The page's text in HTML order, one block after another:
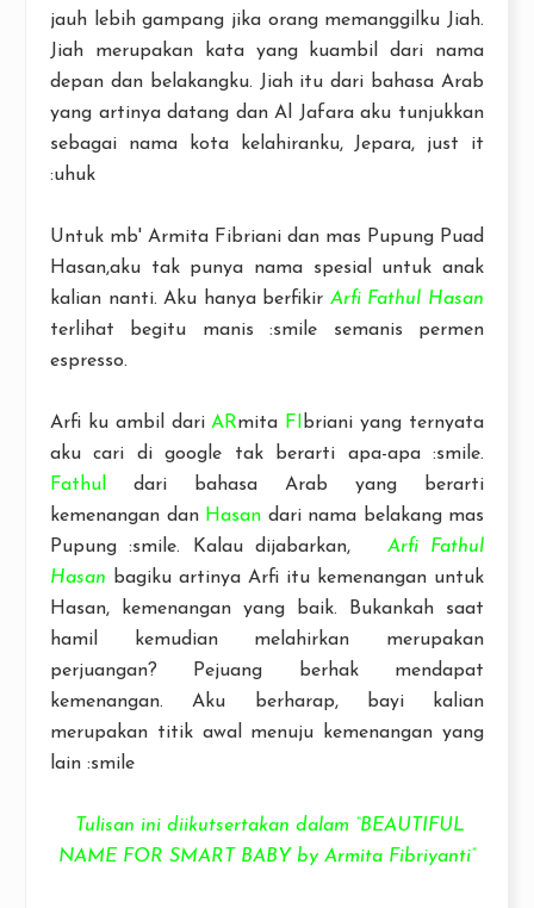
jauh lebih gampang jika orang memanggilku Jiah.
Jiah merupakan kata yang kuambil dari nama
depan dan belakangku. Jiah itu dari bahasa Arab
yang artinya datang dan Al Jafara aku tunjukkan
sebagai nama kota kelahiranku, Jepara, just it
:uhuk
Untuk mb' Armita Fibriani dan mas Pupung Puad
Hasan,aku tak punya nama spesial untuk anak
kalian nanti. Aku hanya berfikir Arfi Fathul Hasan
terlihat begitu manis :smile semanis permen
espresso.
Arfi ku ambil dariARmita FI
briani yang ternyata
aku cari di google tak berarti apa-apa :smile.
Fathul
dari bahasa Arab yang berarti
kemenangan dan Hasan dari nama belakang mas
Pupung :smile. Kalau dijabarkan, Arfi Fathul
Hasan bagiku artinya Arfi itu kemenangan untuk
Hasan, kemenangan yang baik. Bukankah saat
hamil kemudian melahirkan merupakan
perjuangan? Pejuang berhak mendapat
kemenangan. Aku berharap, bayi kalian
merupakan titik awal menuju kemenangan yang
lain :smile
Tulisan ini diikutsertakan dalam “BEAUTIFUL
NAME FOR SMART BABY by Armita Fibriyanti”